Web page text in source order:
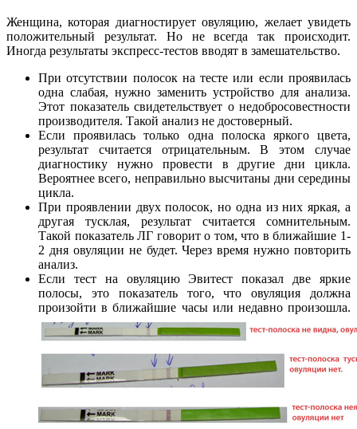
Женщина, которая диагностирует овуляцию, желает увидеть
положительный результат. Но не всегда так происходит.
Иногда результаты экспресс-тестов вводят в замешательство.
При отсутствии полосок на тесте или если проявилась
одна слабая, нужно заменить устройство для анализа.
Этот показатель свидетельствует о недобросовестности
производителя. Такой анализ не достоверный.
Если проявилась только одна полоска яркого цвета,
результат считается отрицательным. В этом случае
диагностику нужно провести в другие дни цикла.
Вероятнее всего, неправильно высчитаны дни середины
цикла.
При проявлении двух полосок, но одна из них яркая, а
другая тусклая, результат считается сомнительным.
Такой показатель ЛГ говорит о том, что в ближайшие 1-
2 дня овуляции не будет. Через время нужно повторить
анализ.
Если тест на овуляцию Эвитест показал две яркие
полосы, это показатель того, что овуляция должна
произойти в ближайшие часы или недавно произошла.